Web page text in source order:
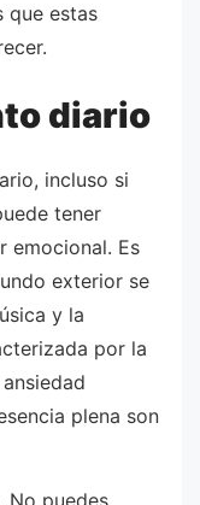
que estas
diario
incluso si
tener
emocional. Es
exterior se
y la
por la
plena son
No puedes